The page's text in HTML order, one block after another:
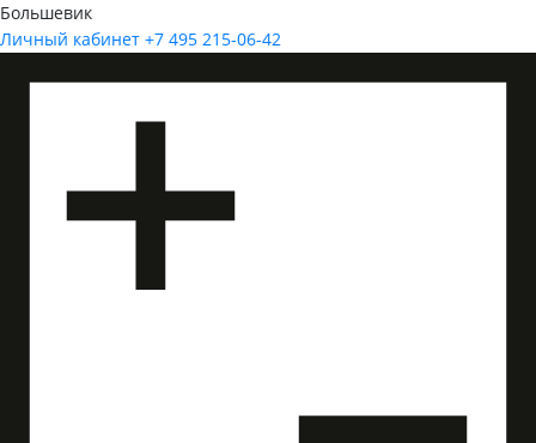
Большевик
Личный кабинет +7 495 215-06-42